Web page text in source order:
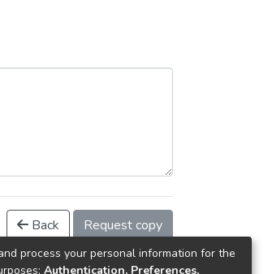
Back Request copy
process your personal information for the
Authentication, Preferences,